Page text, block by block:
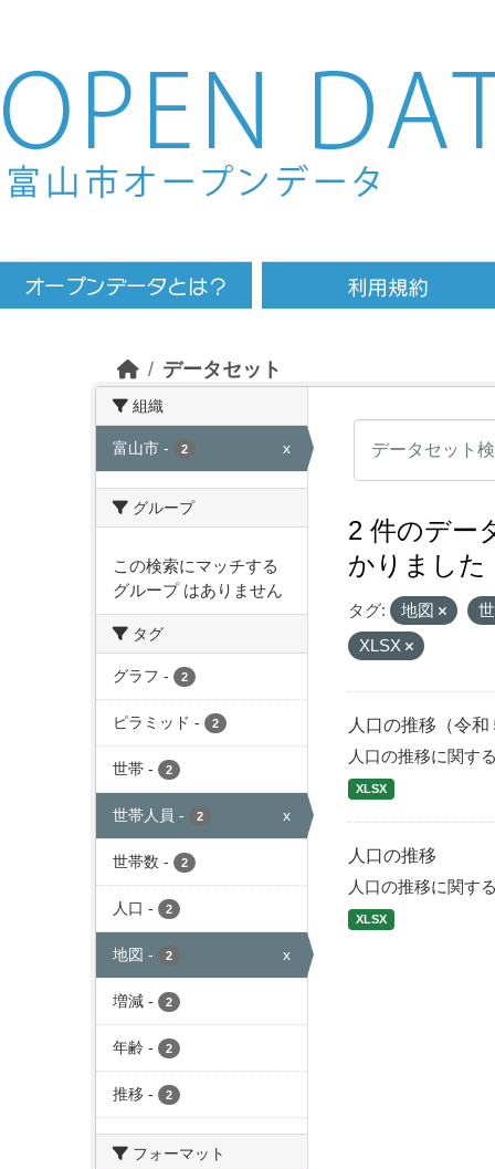
Skip to main content
データセット
組織
富山市 - 2 x
グループ
この検索にマッチする
グループ はありません
タグ
グラフ - 2
ピラミッド - 2
世帯 - 2
世帯人員 - 2 x
世帯数 - 2
人口 - 2
地図 - 2 x
増減 - 2
年齢 - 2
推移 - 2
フォーマット
2 件のデー
かりました
タグ: 地図
XLSX
人口の推移（令和
人口の推移に関す
XLSX
人口の推移
人口の推移に関す
XLSX